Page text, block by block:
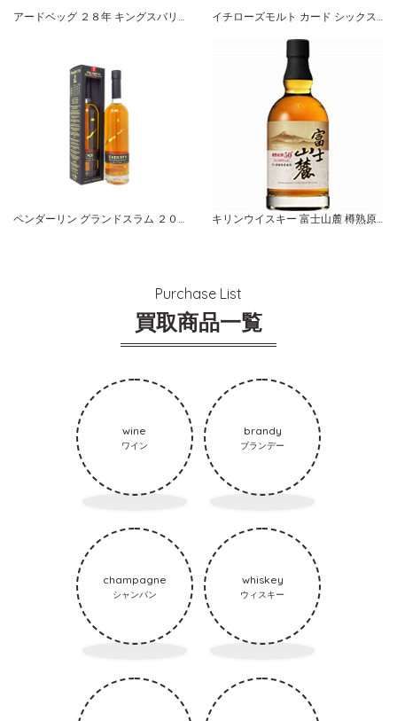
Purchase List
買取商品一覧
wine
ワイン
brandy
ブランデー
champagne
シャンパン
whiskey
ウィスキー